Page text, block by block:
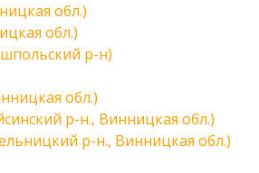
обл.)
обл.)
р-н)
обл.)
р-н., Винницкая обл.)
р-н., Винницкая обл.)